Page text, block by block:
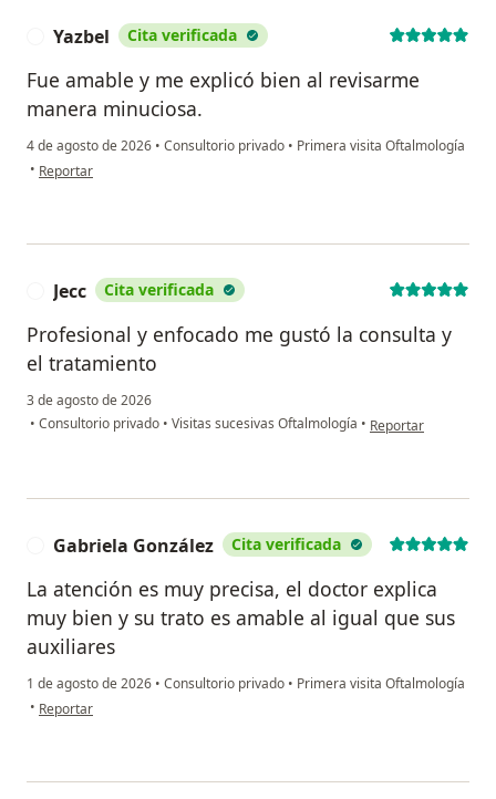
Yazbel Cita verificada
Fue amable y me explicó bien al revisarme
manera minuciosa.
4 de agosto de 2026 • Consultorio privado • Primera visita Oftalmología
• en opinión del usuario Yazbel
Reportar
Jecc Cita verificada
Profesional y enfocado me gustó la consulta y
el tratamiento
3 de agosto de 2026
• Consultorio privado • Visitas sucesivas Oftalmología • en opinión del
Reportar
Gabriela González Cita verificada
La atención es muy precisa, el doctor explica
muy bien y su trato es amable al igual que sus
auxiliares
1 de agosto de 2026 • Consultorio privado • Primera visita Oftalmología
• en opinión del usuario Gabriela González
Reportar